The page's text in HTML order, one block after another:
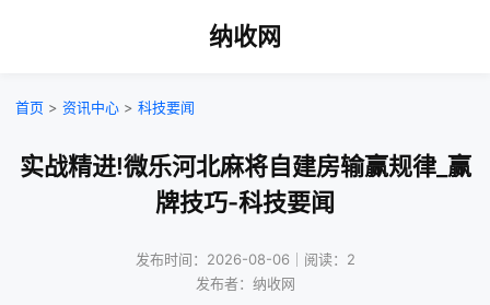
纳收网
首页 > 资讯中心 > 科技要闻
实战精进!微乐河北麻将自建房输赢规律_赢
牌技巧-科技要闻
发布时间：2026-08-06｜阅读：2
发布者：纳收网